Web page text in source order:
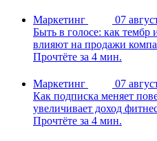
Маркетинг
07
Быть в голосе: как
влияют на продажи
Прочтёте за 4 мин.
Маркетинг
07
Как подписка меняет
увеличивает доход
Прочтёте за 4 мин.